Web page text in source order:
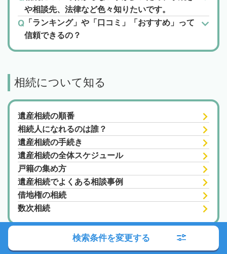
や相談先、法律など色々知りたいです。
「ランキング」や「口コミ」「おすすめ」って
信頼できるの？
相続について知る
遺産相続の順番
相続人になれるのは誰？
遺産相続の手続き
遺産相続の全体スケジュール
戸籍の集め方
遺産相続でよくある相談事例
借地権の相続
数次相続
検索条件を変更する